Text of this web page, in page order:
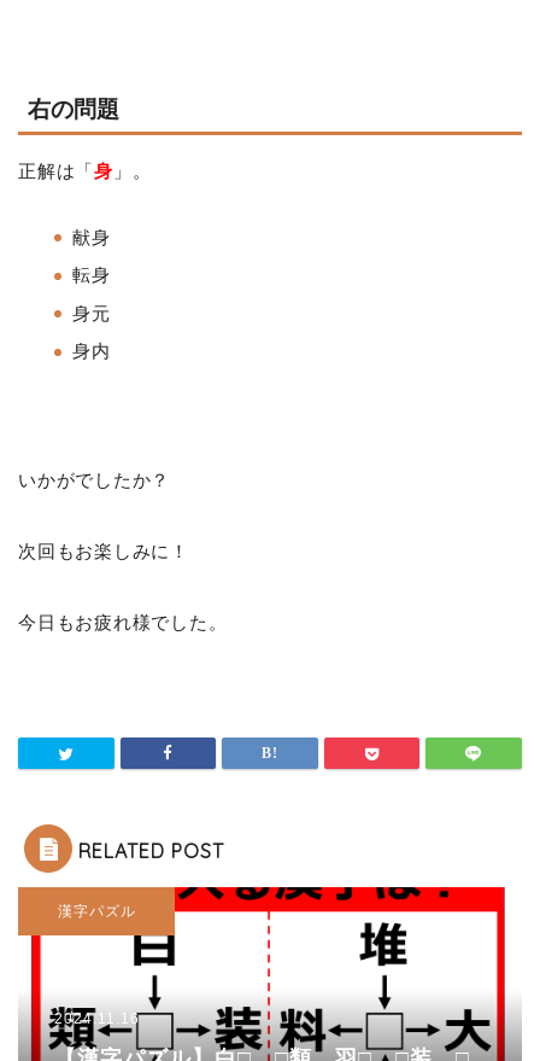
右の問題
正解は「身 」。
献身
転身
身元
身内
いかがでしたか？
次回もお楽しみに！
今日もお疲れ様でした。
RELATED POST
漢字パズル
2024.11.16